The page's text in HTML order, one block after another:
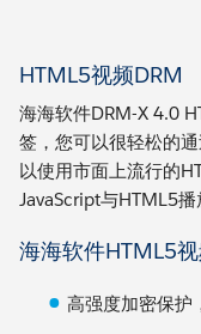
HTML5视频DRM
海海软件DRM-X 4.0
签，您可以很轻松的
以使用市面上流行的
JavaScript与HTML5播
海海软件HTML5视
高强度加密保护